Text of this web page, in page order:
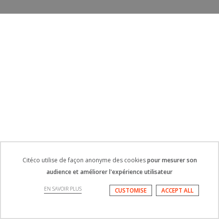
Citéco utilise de façon anonyme des cookiespour mesurer son
audience et améliorer l'expérience utilisateur
EN SAVOIR PLUS ACCEPT ALL
CUSTOMISE